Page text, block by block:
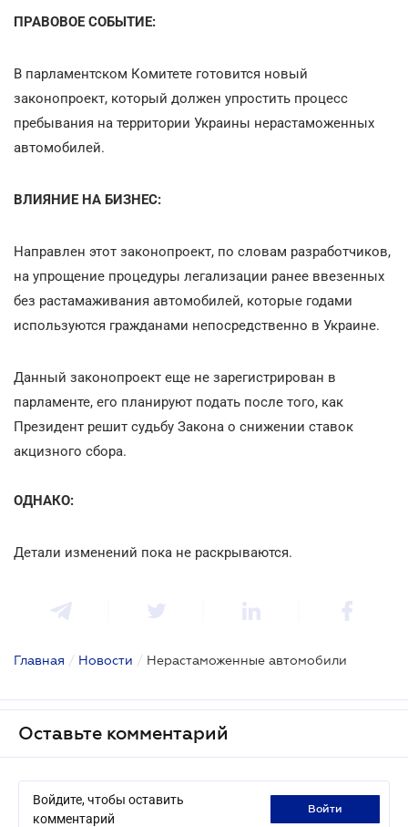
ПРАВОВОЕ СОБЫТИЕ:
В парламентском Комитете готовится новый
законопроект, который должен упростить процесс
пребывания на территории Украины нерастаможенных
автомобилей.
ВЛИЯНИЕ НА БИЗНЕС:
Направлен этот законопроект, по словам разработчиков,
на упрощение процедуры легализации ранее ввезенных
без растамаживания автомобилей, которые годами
используются гражданами непосредственно в Украине.
Данный законопроект еще не зарегистрирован в
парламенте, его планируют подать после того, как
Президент решит судьбу Закона о снижении ставок
акцизного сбора.
ОДНАКО:
Детали изменений пока не раскрываются.
Главная / Новости / Нерастаможенные автомобили
Оставьте комментарий
Войдите, чтобы оставить
комментарий
войти